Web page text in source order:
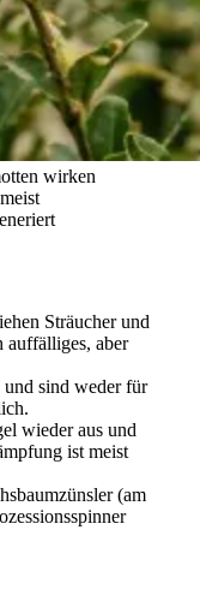
wirken
Sträucher und
aber
und sind weder für
wieder aus und
ist meist
(am